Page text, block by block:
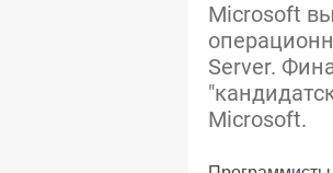
Microsoft
Server.
Microsoft.